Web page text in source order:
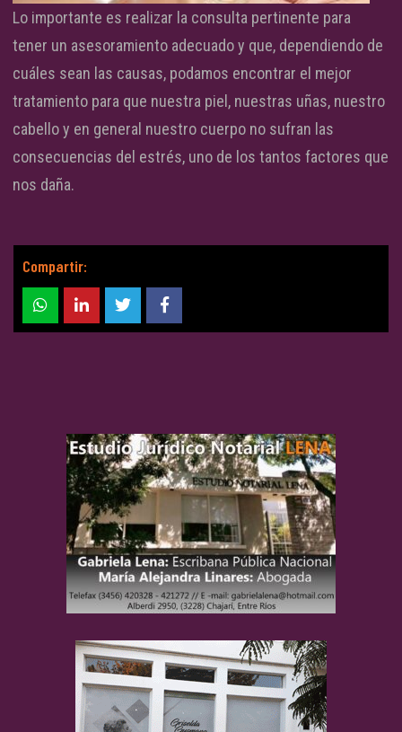
Lo importante es realizar la consulta pertinente para
tener un asesoramiento adecuado y que, dependiendo de
cuáles sean las causas, podamos encontrar el mejor
tratamiento para que nuestra piel, nuestras uñas, nuestro
cabello y en general nuestro cuerpo no sufran las
consecuencias del estrés, uno de los tantos factores que
nos daña.
Compartir: